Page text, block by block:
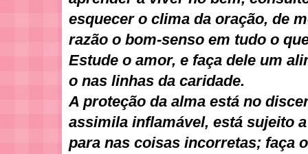
esquecer o clima da oração, de
razão o bom-senso em tudo o
Estude o amor, e faça dele um
o nas linhas da caridade.
A proteção da alma está no
assimila inflamável, está sujeito
para nas coisas incorretas; faça